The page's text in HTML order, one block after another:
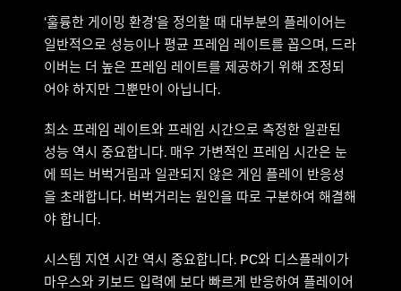
‘훌륭한 게이밍 환경’을 정의할 때 대부분의 플레이어는
일반적으로 성능이나 평균 프레임 레이트를 꼽으며, 드라
이버는 더 높은 프레임 레이트를 제공하기 위해 조정되
어야 하지만 그뿐만이 아닙니다.
최소 프레임 레이트와 프레임 시간으로 측정한 일관된
성능 역시 중요합니다. 매우 가변적인 프레임 시간은 눈
에 띄는 버벅거림과 일관되지 않은 게임 플레이 반응성
을 초래합니다. 버벅거리는 원인을 따로 구분하여 해결해
야 합니다.
시스템 지연 시간 역시 중요합니다. PC와 디스플레이가
마우스와 키보드 입력에 보다 빠르게 반응하여 플레이어